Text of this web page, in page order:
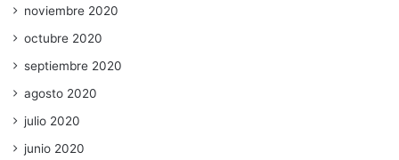
noviembre 2020
octubre 2020
septiembre 2020
agosto 2020
julio 2020
junio 2020